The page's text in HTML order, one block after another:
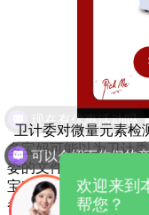
卫计委对微量元素检
多宝妈可能以为卫计
委的文件，婴儿的常
宝有一些“症状”并做
参考。 也就是说，目
现在有优惠活动吗
欢迎来到
帮您？